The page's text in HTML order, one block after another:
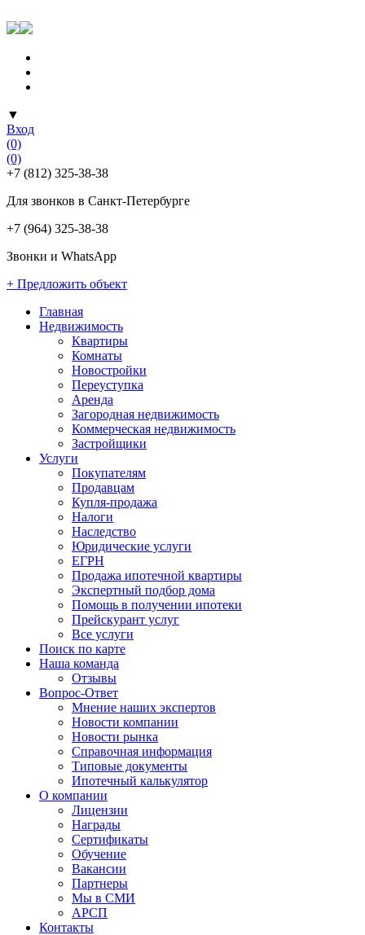
▼
Вход
(0)
(0)
+7 (812) 325-38-38
Для звонков в Санкт-Петербурге
+7 (964) 325-38-38
Звонки и WhatsApp
+ Предложить объект
Главная
Недвижимость
Квартиры
Комнаты
Новостройки
Переуступка
Аренда
Загородная недвижимость
Коммерческая недвижимость
Застройщики
Услуги
Покупателям
Продавцам
Купля-продажа
Налоги
Наследство
Юридические услуги
ЕГРН
Продажа ипотечной квартиры
Экспертный подбор дома
Помощь в получении ипотеки
Прейскурант услуг
Все услуги
Поиск по карте
Наша команда
Отзывы
Вопрос-Ответ
Мнение наших экспертов
Новости компании
Новости рынка
Справочная информация
Типовые документы
Ипотечный калькулятор
О компании
Лицензии
Награды
Сертификаты
Обучение
Вакансии
Партнеры
Мы в СМИ
АРСП
Контакты